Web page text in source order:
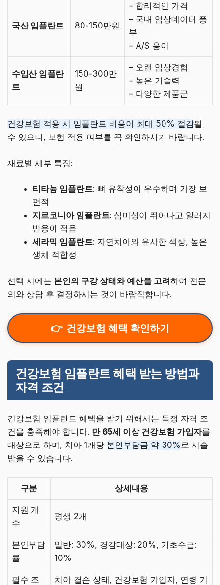
국산 임플란트 80-150만원
– 합리적인 가격
– 국내 임상데이터 풍
부
– A/S 용이
수입산 임플란
트
150-300만
원
– 오랜 임상경험
– 높은 기술력
– 다양한 제품군
건강보험 적용 시 임플란트 비용이 최대 50% 절감될
수 있으니, 보험 적용 여부를 꼭 확인하시기 바랍니다.
재료별 세부 특징:
티타늄 임플란트: 뼈 유착성이 우수하며 가장 보
편적
지르코니아 임플란트: 심미성이 뛰어나고 알러지
반응이 적음
세라믹 임플란트: 자연치아와 유사한 색상, 높은
생체 적합성
선택 시에는 본인의 구강 상태와 예산을 고려하여 전문
의와 상담 후 결정하시는 것이 바람직합니다.
건강보험 혜택 확인하기
건강보험 임플란트 혜택 받는 방법과
자격 조건
건강보험 임플란트 혜택을 받기 위해서는 특정 자격 조
건을 충족해야 합니다. 만 65세 이상 건강보험 가입자를
대상으로 하며, 치아 1개당 본인부담금 약 30% 로 시술
받을 수 있습니다.
구분 상세내용
지원 개
수
평생 2개
본인부담
률
일반: 30%, 경감대상: 20%, 기초수급:
10%
필수 조 치아 결손 상태, 건강보험 가입자, 연령 기